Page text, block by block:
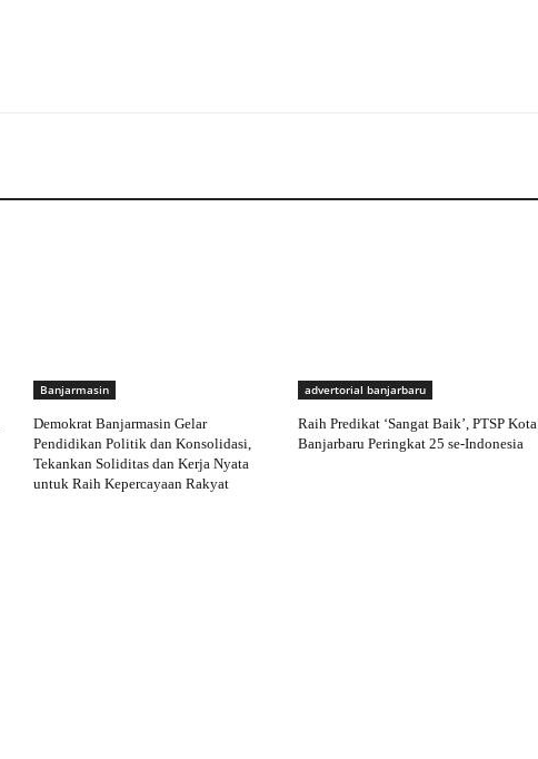
Banjarmasin
Demokrat Banjarmasin Gelar
Pendidikan Politik dan Konsolidasi,
Tekankan Soliditas dan Kerja Nyata
untuk Raih Kepercayaan Rakyat
advertorial banjarbaru
Raih Predikat ‘Sangat Baik’, PTSP Kota
Banjarbaru Peringkat 25 se-Indonesia